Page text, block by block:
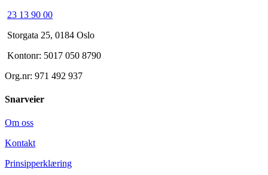
23 13 90 00
Storgata 25, 0184 Oslo
Kontonr: 5017 050 8790
Org.nr: 971 492 937
Snarveier
Om oss
Kontakt
Prinsipperklæring